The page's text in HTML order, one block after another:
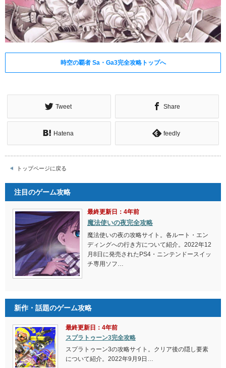
時空の覇者 Sa・Ga3完全攻略トップへ
Tweet Share
Hatena feedly
トップページに戻る
注目のゲーム攻略
最終更新日：4年前
魔法使いの夜完全攻略
魔法使いの夜の攻略サイト。各ルート・エン
ディングへの行き方について紹介。2022年12
月8日に発売されたPS4・ニンテンドースイッ
チ専用ソフ…
新作・話題のゲーム攻略
最終更新日：4年前
スプラトゥーン3完全攻略
スプラトゥーン3の攻略サイト。クリア後の隠し要素
について紹介。2022年9月9日…